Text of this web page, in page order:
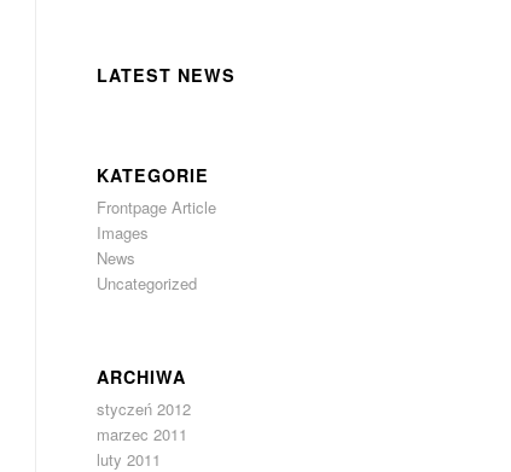
LATEST NEWS
KATEGORIE
Frontpage Article
Images
News
Uncategorized
ARCHIWA
styczeń 2012
marzec 2011
luty 2011